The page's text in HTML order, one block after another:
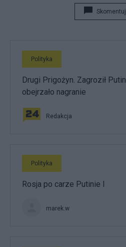
Skomentuj
Polityka
Drugi Prigożyn. Zagroził
obejrzało nagranie
Redakcja
Polityka
Rosja po carze Putinie I
marek.w